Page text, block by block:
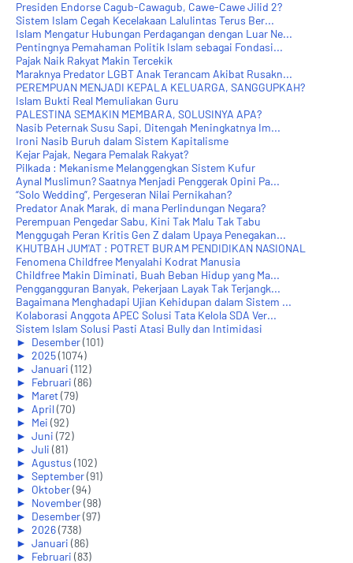
Presiden Endorse Cagub-Cawagub, Cawe-Cawe Jilid 2?
Sistem Islam Cegah Kecelakaan Lalulintas Terus Ber...
Islam Mengatur Hubungan Perdagangan dengan Luar Ne...
Pentingnya Pemahaman Politik Islam sebagai Fondasi...
Pajak Naik Rakyat Makin Tercekik
Maraknya Predator LGBT Anak Terancam Akibat Rusakn...
PEREMPUAN MENJADI KEPALA KELUARGA, SANGGUPKAH?
Islam Bukti Real Memuliakan Guru
PALESTINA SEMAKIN MEMBARA, SOLUSINYA APA?
Nasib Peternak Susu Sapi, Ditengah Meningkatnya Im...
Ironi Nasib Buruh dalam Sistem Kapitalisme
Kejar Pajak, Negara Pemalak Rakyat?
Pilkada : Mekanisme Melanggengkan Sistem Kufur
Aynal Muslimun? Saatnya Menjadi Penggerak Opini Pa...
“Solo Wedding”, Pergeseran Nilai Pernikahan?
Predator Anak Marak, di mana Perlindungan Negara?
Perempuan Pengedar Sabu, Kini Tak Malu Tak Tabu
Menggugah Peran Kritis Gen Z dalam Upaya Penegakan...
KHUTBAH JUM'AT : POTRET BURAM PENDIDIKAN NASIONAL
Fenomena Childfree Menyalahi Kodrat Manusia
Childfree Makin Diminati, Buah Beban Hidup yang Ma...
Penggangguran Banyak, Pekerjaan Layak Tak Terjangk...
Bagaimana Menghadapi Ujian Kehidupan dalam Sistem ...
Kolaborasi Anggota APEC Solusi Tata Kelola SDA Ver...
Sistem Islam Solusi Pasti Atasi Bully dan Intimidasi
► Desember(101)
► 2025(1074)
► Januari (112)
► Februari (86)
► Maret(79)
► April(70)
► Mei (92)
► Juni (72)
► Juli (81)
► Agustus (102)
► September(91)
► Oktober(94)
► November(98)
► Desember(97)
► 2026(738)
► Januari (86)
► Februari (83)